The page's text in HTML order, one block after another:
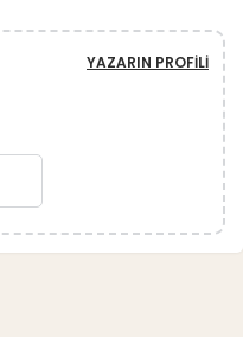
YAZARIN PROFILI